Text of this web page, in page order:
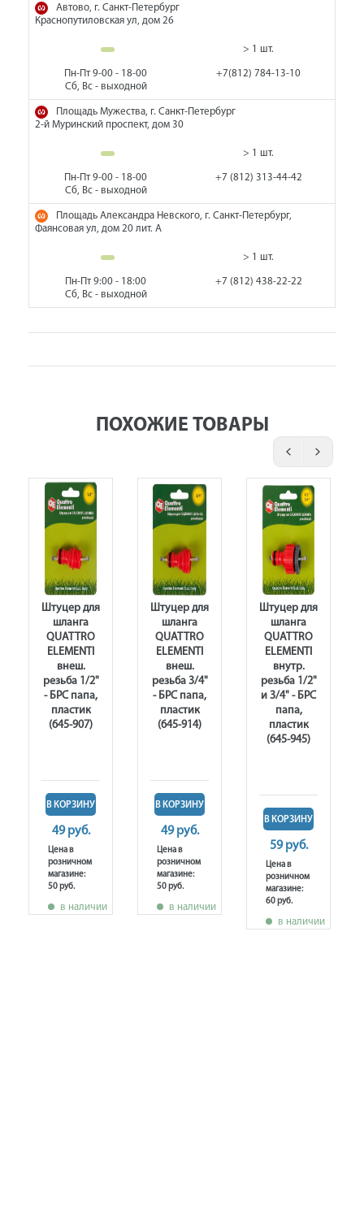
Автово, г. Санкт-Петербург
Краснопутиловская ул, дом 26
> 1 шт.
Пн-Пт 9-00 - 18-00
Сб, Вс - выходной
+7(812) 784-13-10
Площадь Мужества, г. Санкт-Петербург
2-й Муринский проспект, дом 30
> 1 шт.
Пн-Пт 9-00 - 18-00
Сб, Вс - выходной
+7 (812) 313-44-42
Площадь Александра Невского, г. Санкт-Петербург,
Фаянсовая ул, дом 20 лит. А
> 1 шт.
Пн-Пт 9:00 - 18:00
Сб, Вс - выходной
+7 (812) 438-22-22
ПОХОЖИЕ ТОВАРЫ
Штуцер для
шланга
QUATTRO
ELEMENTI
внеш.
резьба 1/2"
- БРС папа,
пластик
(645-907)
В КОРЗИНУ
49 руб.
Цена в
розничном
магазине:
50 руб.
в наличии
Штуцер для
шланга
QUATTRO
ELEMENTI
внеш.
резьба 3/4"
- БРС папа,
пластик
(645-914)
В КОРЗИНУ
49 руб.
Цена в
розничном
магазине:
50 руб.
в наличии
Штуцер для
шланга
QUATTRO
ELEMENTI
внутр.
резьба 1/2"
и 3/4" - БРС
папа,
пластик
(645-945)
В КОРЗИНУ
59 руб.
Цена в
розничном
магазине:
60 руб.
в наличии